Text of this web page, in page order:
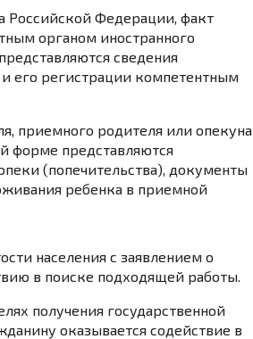
Российской Федерации, факт
органом иностранного
сведения
его регистрации компетентным
приемного родителя или опекуна
форме представляются
(попечительства), документы
ребенка в приемной
населения с заявлением о
в поиске подходящей работы.
получения государственной
оказывается содействие в